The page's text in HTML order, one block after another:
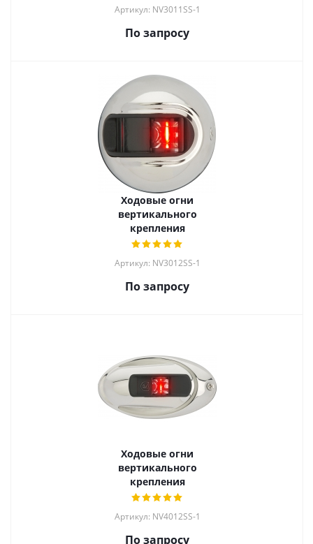
Артикул: NV3011SS-1
По запросу
Ходовые огни
вертикального
крепления
Артикул: NV3012SS-1
По запросу
Ходовые огни
вертикального
крепления
Артикул: NV4012SS-1
По запросу